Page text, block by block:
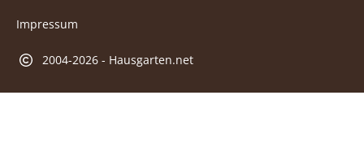
Impressum
2004-2026 - Hausgarten.net